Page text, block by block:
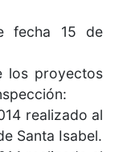
fecha 15 de
los proyectos
realizado al
Santa Isabel.